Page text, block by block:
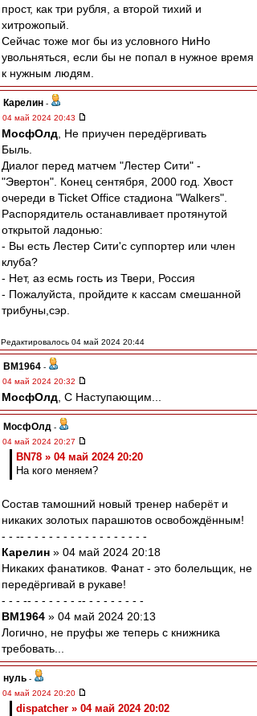
прост, как три рубля, а второй тихий и
хитрожопый.
Сейчас тоже мог бы из условного НиНо
увольняться, если бы не попал в нужное время
к нужным людям.
Карелин -
04 май 2024 20:43
МосфОлд , Не приучен передёргивать
Быль.
Диалог перед матчем "Лестер Сити" -
"Эвертон". Конец сентября, 2000 год. Хвост
очереди в Ticket Office стадиона "Walkers".
Распорядитель останавливает протянутой
открытой ладонью:
- Вы есть Лестер Сити'c суппортер или член
клуба?
- Нет, аз есмь гость из Твери, Россия
- Пожалуйста, пройдите к кассам смешанной
трибуны,сэр.
Редактировалось 04 май 2024 20:44
BM1964 -
04 май 2024 20:32
МосфОлд , С Наступающим...
МосфОлд -
04 май 2024 20:27
BN78 » 04 май 2024 20:20
На кого меняем?
Состав тамошний новый тренер наберёт и
никаких золотых парашютов освобождённым!
- - -- - - - - - - - - - - - - - - - - -
Карелин » 04 май 2024 20:18
Никаких фанатиков. Фанат - это болельщик, не
передёргивай в рукаве!
- - - -- - - - - - - -- - - - - - - - -
BM1964 » 04 май 2024 20:13
Логично, не пруфы же теперь с книжника
требовать...
нуль -
04 май 2024 20:20
dispatcher » 04 май 2024 20:02